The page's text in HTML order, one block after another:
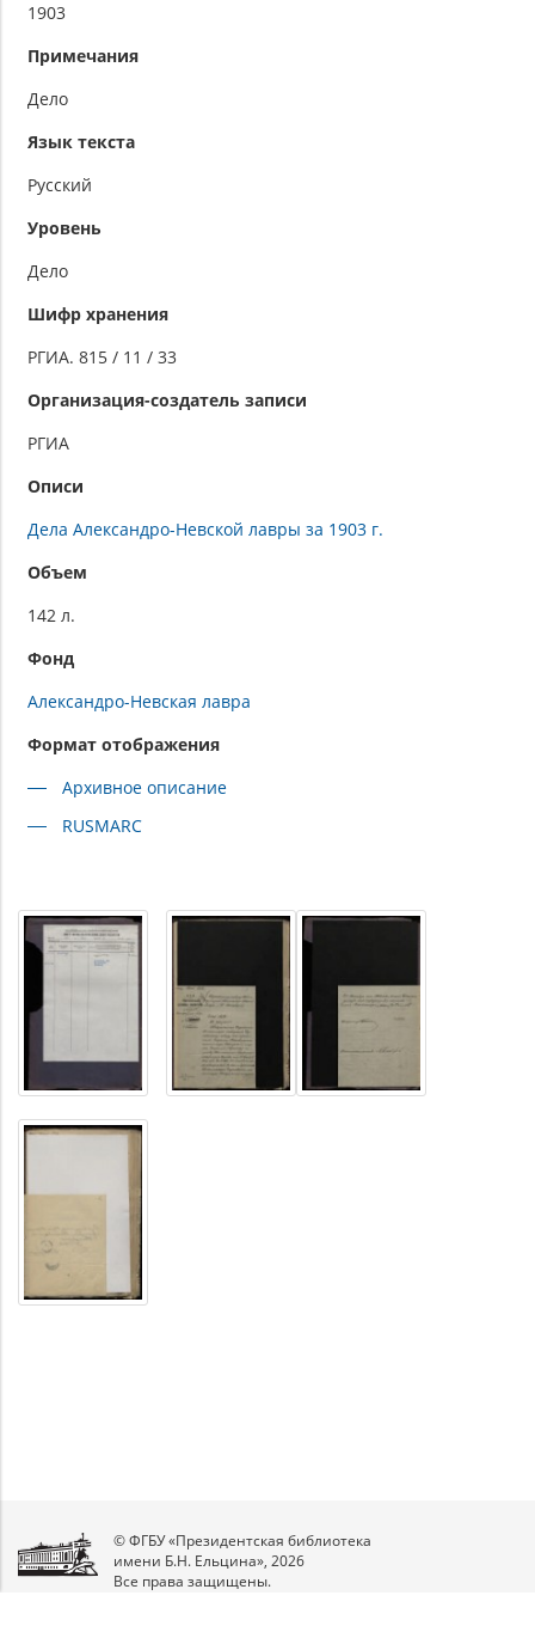
1903
Примечания
Дело
Язык текста
Русский
Уровень
Дело
Шифр хранения
РГИА. 815 / 11 / 33
Организация-создатель записи
РГИА
Описи
Дела Александро-Невской лавры за 1903 г.
Объем
142 л.
Фонд
Александро-Невская лавра
Формат отображения
Архивное описание
RUSMARC
© ФГБУ «Президентская библиотека
имени Б.Н. Ельцина», 2026
Все права защищены.